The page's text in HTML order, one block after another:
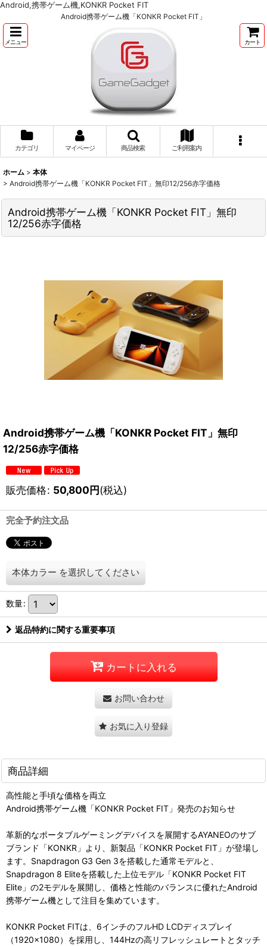
Android,携帯ゲーム機,KONKR Pocket FIT
Android携帯ゲーム機「KONKR Pocket FIT」
メニュー カート
カテゴリ マイページ 商品検索 ご利用案内
ホーム > 本体
> Android携帯ゲーム機「KONKR Pocket FIT」無印12/256赤字価格
Android携帯ゲーム機「KONKR Pocket FIT」無印
12/256赤字価格
Android携帯ゲーム機「KONKR Pocket FIT」無印
12/256赤字価格
販売価格: 50,800円(税込)
完全予約注文品
本体カラー を選択してください
数量:
返品特約に関する重要事項
カートに入れる
お問い合わせ
お気に入り登録
商品詳細
高性能と手頃な価格を両立
Android携帯ゲーム機「KONKR Pocket FIT」発売のお知らせ
革新的なポータブルゲーミングデバイスを展開するAYANEOのサブ
ブランド「KONKR」より、新製品「KONKR Pocket FIT」が登場し
ます。Snapdragon G3 Gen 3を搭載した通常モデルと、
Snapdragon 8 Eliteを搭載した上位モデル「KONKR Pocket FIT
Elite」の2モデルを展開し、価格と性能のバランスに優れたAndroid
携帯ゲーム機として注目を集めています。
KONKR Pocket FITは、6インチのフルHD LCDディスプレイ
（1920×1080）を採用し、144Hzの高リフレッシュレートとタッチ